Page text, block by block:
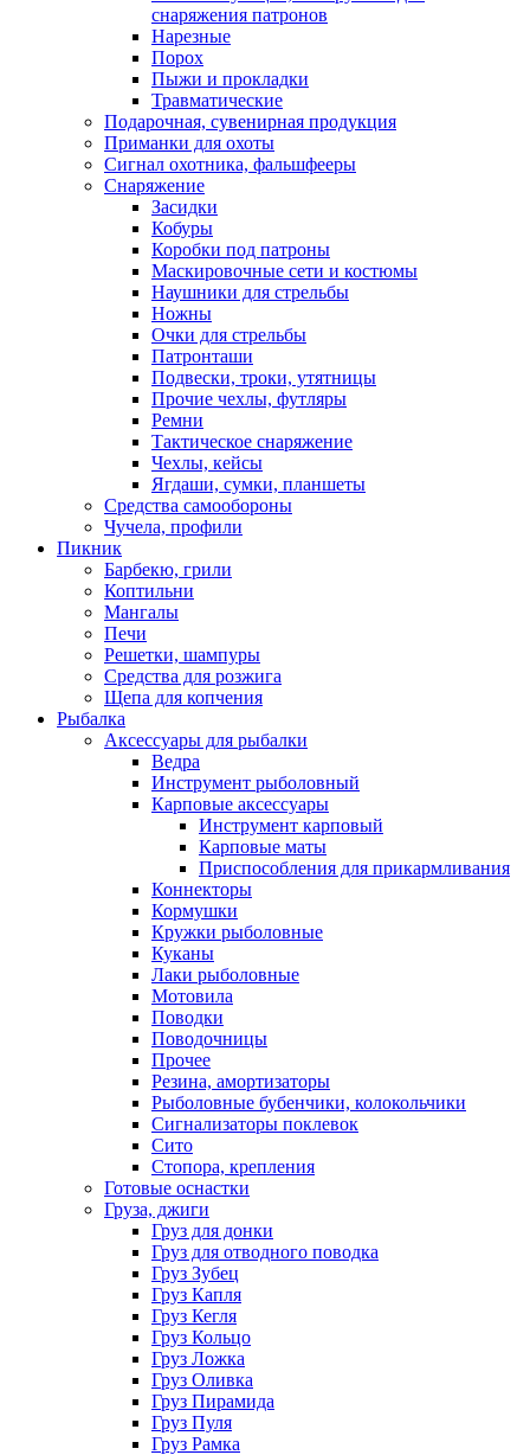
снаряжения патронов
Нарезные
Порох
Пыжи и прокладки
Травматические
Подарочная, сувенирная продукция
Приманки для охоты
Сигнал охотника, фальшфееры
Снаряжение
Засидки
Кобуры
Коробки под патроны
Маскировочные сети и костюмы
Наушники для стрельбы
Ножны
Очки для стрельбы
Патронташи
Подвески, троки, утятницы
Прочие чехлы, футляры
Ремни
Тактическое снаряжение
Чехлы, кейсы
Ягдаши, сумки, планшеты
Средства самообороны
Чучела, профили
Пикник
Барбекю, грили
Коптильни
Мангалы
Печи
Решетки, шампуры
Средства для розжига
Щепа для копчения
Рыбалка
Аксессуары для рыбалки
Ведра
Инструмент рыболовный
Карповые аксессуары
Инструмент карповый
Карповые маты
Приспособления для прикармливания
Коннекторы
Кормушки
Кружки рыболовные
Куканы
Лаки рыболовные
Мотовила
Поводки
Поводочницы
Прочее
Резина, амортизаторы
Рыболовные бубенчики, колокольчики
Сигнализаторы поклевок
Сито
Стопора, крепления
Готовые оснастки
Груза, джиги
Груз для донки
Груз для отводного поводка
Груз Зубец
Груз Капля
Груз Кегля
Груз Кольцо
Груз Ложка
Груз Оливка
Груз Пирамида
Груз Пуля
Груз Рамка